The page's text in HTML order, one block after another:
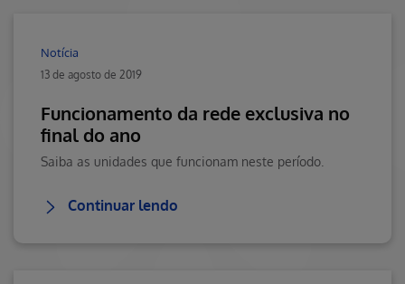
Notícia
13 de agosto de 2019
Funcionamento da rede exclusiva no
final do ano
Saiba as unidades que funcionam neste período.
Continuar lendo